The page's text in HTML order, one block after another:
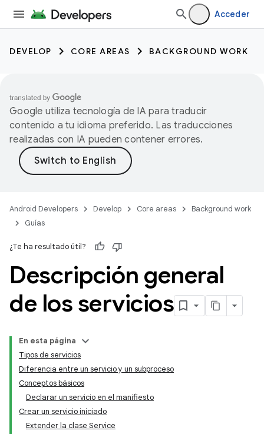
Acceder
DEVELOP CORE AREAS BACKGROUND WORK
Google utiliza tecnología de IA para traducir
contenido a tu idioma preferido. Las traducciones
realizadas con IA pueden contener errores.
Android Developers Develop Core areas
Background work
Guías
¿Te ha resultado útil?
Descripción general
de los servicios
En esta página
Tipos de servicios
Diferencia entre un servicio y un subproceso
Conceptos básicos
Declarar un servicio en el manifiesto
Crear un servicio iniciado
Extender la clase Service